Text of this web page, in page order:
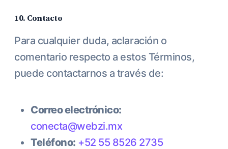
10. Contacto
Para cualquier duda, aclaración o
comentario respecto a estos Términos,
puede contactarnos a través de:
Correo electrónico:
conecta@webzi.mx
Teléfono: +52 55 8526 2735